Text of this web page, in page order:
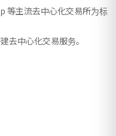
等主流去中心化交易所为标
去中心化交易服务。